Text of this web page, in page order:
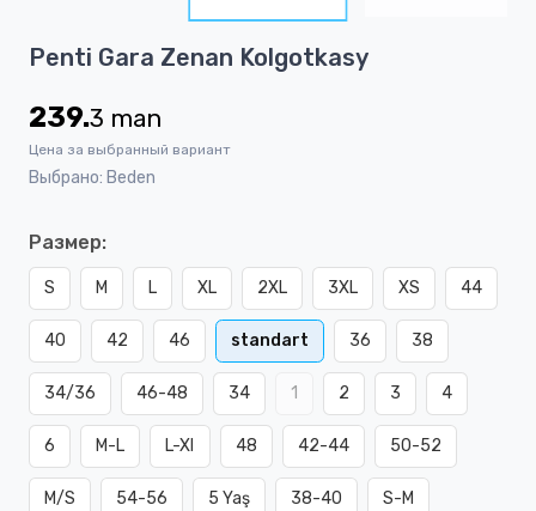
1
2
Penti Gara Zenan Kolgotkasy
239.3 man
Цена за выбранный вариант
Выбрано: Beden
Размер:
S M L XL 2XL 3XL XS 44
40 42 46 standart 36 38
34/36 46-48 34 1 2 3 4
6 M-L L-Xl 48 42-44 50-52
M/S 54-56 5 Yaş 38-40 S-M